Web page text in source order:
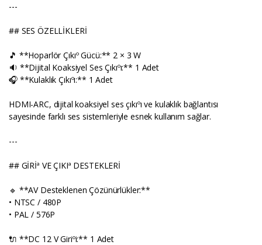
---
## SES ÖZELLİKLERİ
🎵 **Hoparlör Çıkıº Gücü:** 2 × 3 W
🔉 **Dijital Koaksiyel Ses Çıkıºı:** 1 Adet
🎧 **Kulaklık Çıkıºı:** 1 Adet
HDMI-ARC, dijital koaksiyel ses çıkıºı ve kulaklık bağlantısı
sayesinde farklı ses sistemleriyle esnek kullanım sağlar.
---
## GİRİª VE ÇIKIª DESTEKLERİ
🔹 **AV Desteklenen Çözünürlükler:**
• NTSC / 480P
• PAL / 576P
🔌 **DC 12 V Giriºi:** 1 Adet